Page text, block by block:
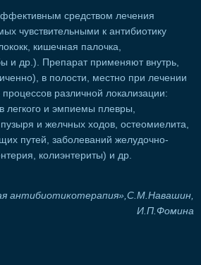
средством лечения
чувствительными к антибиотику
кишечная палочка,
и др.). Препарат применяют внутрь,
в полости, местно при лечении
различной локализации:
легкого и эмпиемы плевры,
и желчных ходов, остеомиелита,
путей, заболеваний желудочно-
колиэнтериты) и др.
антибиотикотерапия»,С.М.Навашин,
И.П.Фомина